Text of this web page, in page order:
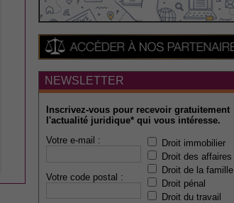
NEWSLETTER
Inscrivez-vous pour recevoir gratuitement
l'actualité juridique* qui vous intéresse.
Votre e-mail :
Votre code postal :
Droit immobilier
Droit des affaires
Droit de la famille
Droit pénal
Droit du travail